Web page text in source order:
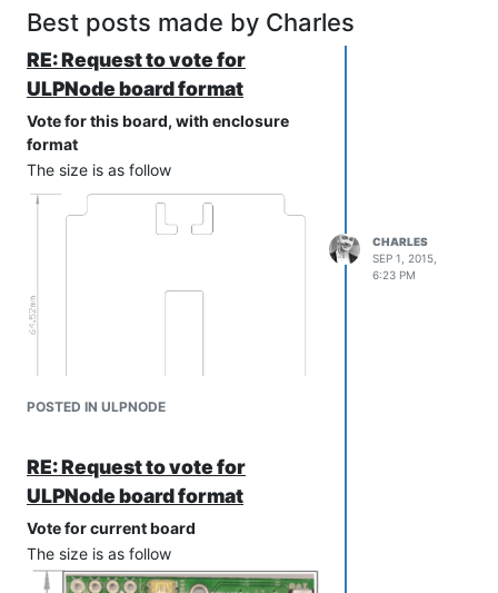
Best posts made by Charles
RE: Request to vote for
ULPNode board format
Vote for this board, with enclosure
format
The size is as follow
POSTED IN ULPNODE
CHARLES
SEP 1, 2015,
6:23 PM
RE: Request to vote for
ULPNode board format
Vote for current board
The size is as follow